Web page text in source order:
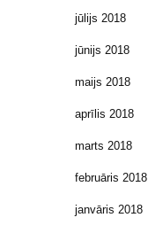
jūlijs 2018
jūnijs 2018
maijs 2018
aprīlis 2018
marts 2018
februāris 2018
janvāris 2018